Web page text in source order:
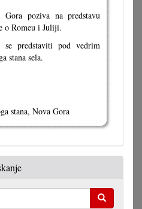
poziva na predstavu
o Romeu i Juliji.
se predstaviti pod vedrim
stana sela.
stana, Nova Gora